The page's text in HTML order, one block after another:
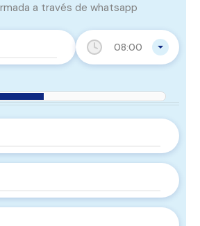
08:00
a través de whatsapp